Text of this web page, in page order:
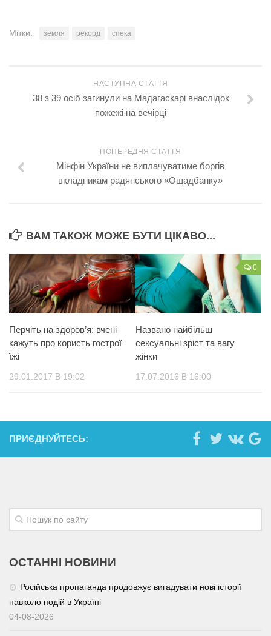
Мітки: земля рекорд спека
НАСТУПНА СТАТТЯ
38 з 39 осіб загинули на Мадагаскарі внаслідок
пожежі на вечірці
ПОПЕРЕДНЯ СТАТТЯ
Мінфін України не виплачуватиме боргів
вкладникам радянського «Ощадбанку»
ВАМ ТАКОЖ МОЖЕ БУТИ ЦІКАВО...
Перчіть на здоров’я: вчені
кажуть про користь гострої
їжі
29.01.2017 В 19:02
0
Названо найбільш
сексуальні зріст та вагу
жінки
17.07.2016 В 16:00
ПРИЄДНУЙТЕСЬ:
ОСТАННІ НОВИНИ
Російська пропаганда продовжує вигадувати нові історії
навколо подій в Україні
04-08-2026